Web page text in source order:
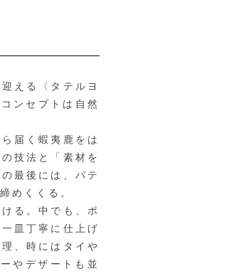
える〈タテルヨ
ンセプトは自然
届く蝦夷鹿をは
技法と「素材を
最後には、パテ
めくくる。
る。中でも、ポ
皿丁寧に仕上げ
、時にはタイや
やデザートも並